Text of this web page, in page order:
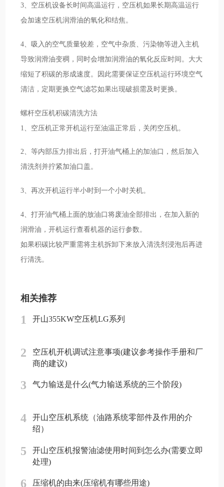
3、空压机设备长时间高温运行，空压机如果长期高温运行
会加速空压机润滑油的氧化和结焦。
4、吸入的空气质量较差，空气中杂质、污染物等进入主机
导致润滑油变稠，同时会增加润滑油的氧化反应时间。大大
缩短了积碳的形成速度。因此需要保证空压机运行环境空气
清洁，定期更换空气滤芯如果出现破损需及时更换。
螺杆空压机积碳清洗方法
1、空压机正常开机运行至油温正常后，关闭空压机。
2、等内部压力排出后，打开油气桶上的加油口，然后加入
清洗剂并拧紧加油口盖。
3、再次开机运行半小时到一个小时关机。
4、打开油气桶上面的放油口将废油全部排出，在加入新的
润滑油，开机运行查看机器的运行参数。
如果积碳比较严重需将主机拆卸下来放入清洗剂浸泡后再进
行清洗。
相关推荐
1 开山355KW空压机LG系列
2
空压机开机调试注意事项(建议参考操作手册和厂
商的建议)
3 气力输送是什么(气力输送系统的三个阶段)
4
开山空压机系统（油路系统零部件及作用的介
绍）
5
开山空压机报警油滤使用时间到怎么办(需要立即
处理)
6 压缩机的由来(压缩机有哪些用途)